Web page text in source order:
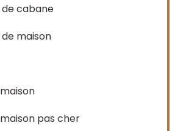
cabane
maison
pas cher